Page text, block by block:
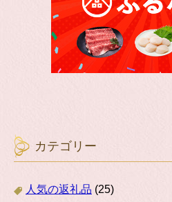
カテゴリー
人気の返礼品 (25)